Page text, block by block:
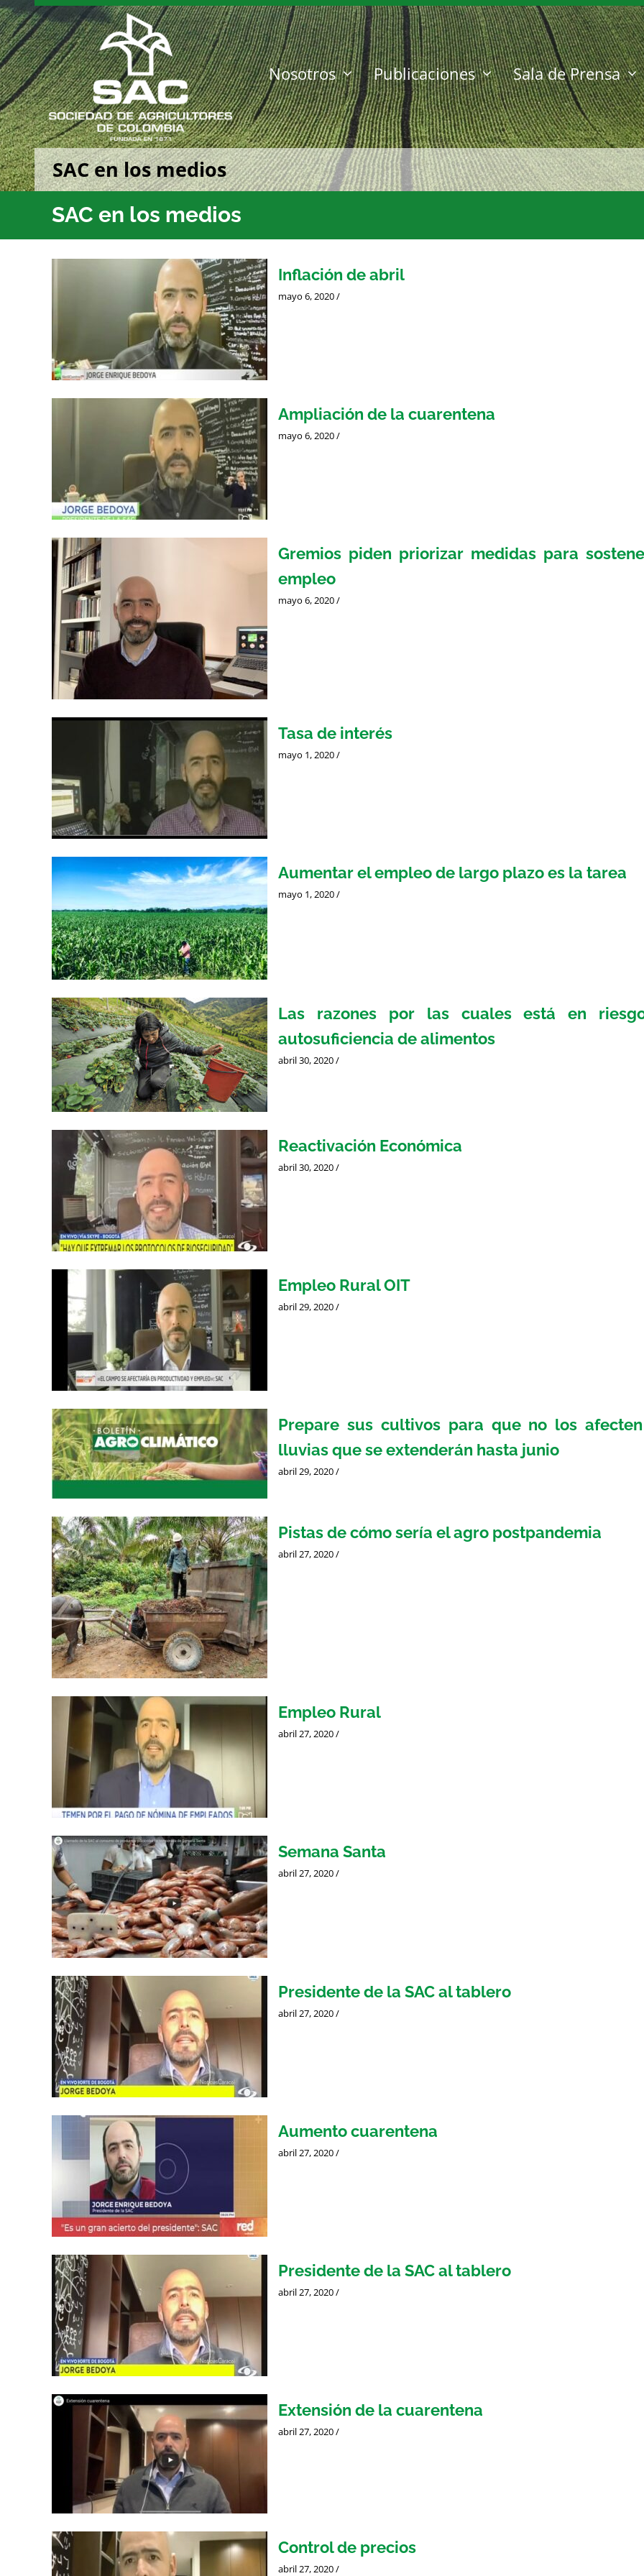
Saltar
al
contenido
Nosotros
Publicaciones Sala de Prensa
SAC en los medios
SAC en los medios
Inflación de abril
mayo 6, 2020/
Ampliación de la cuarentena
mayo 6, 2020/
Gremios piden priorizar medidas para
empleo
mayo 6, 2020/
Tasa de interés
mayo 1, 2020/
Aumentar el empleo de largo plazo es la tarea
mayo 1, 2020/
Las razones por las cuales está en
autosuficiencia de alimentos
abril 30, 2020/
Reactivación Económica
abril 30, 2020/
Empleo Rural OIT
abril 29, 2020/
Prepare sus cultivos para que no los
lluvias que se extenderán hasta junio
abril 29, 2020/
Pistas de cómo sería el agro postpandemia
abril 27, 2020/
Empleo Rural
abril 27, 2020/
Semana Santa
abril 27, 2020/
Presidente de la SAC al tablero
abril 27, 2020/
Aumento cuarentena
abril 27, 2020/
Presidente de la SAC al tablero
abril 27, 2020/
Extensión de la cuarentena
abril 27, 2020/
Control de precios
abril 27, 2020/